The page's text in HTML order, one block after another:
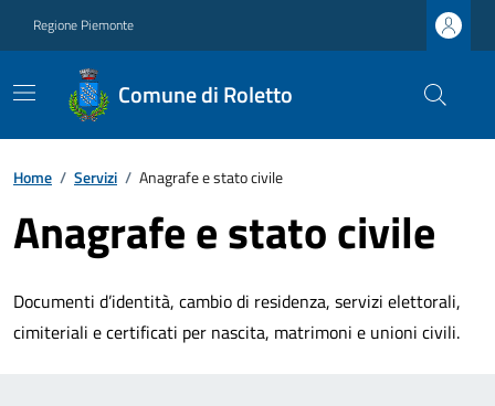
Regione Piemonte
Comune di Roletto
Home / Servizi / Anagrafe e stato civile
Anagrafe e stato civile
Documenti d’identità, cambio di residenza, servizi elettorali,
cimiteriali e certificati per nascita, matrimoni e unioni civili.